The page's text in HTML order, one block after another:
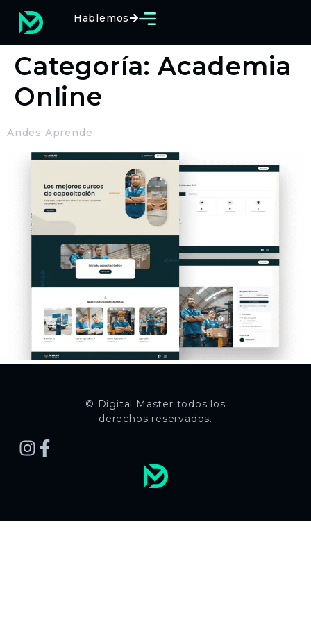
Hablemos
Categoría: Academia
Online
Andes Aprende
© Digital Master todos los
derechos reservados.